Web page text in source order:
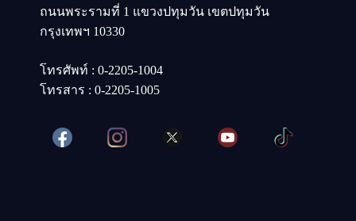
ถนนพระรามที่ 1 แขวงปทุมวัน เขตปทุมวัน
กรุงเทพฯ 10330
โทรศัพท์ : 0-2205-1004
โทรสาร : 0-2205-1005